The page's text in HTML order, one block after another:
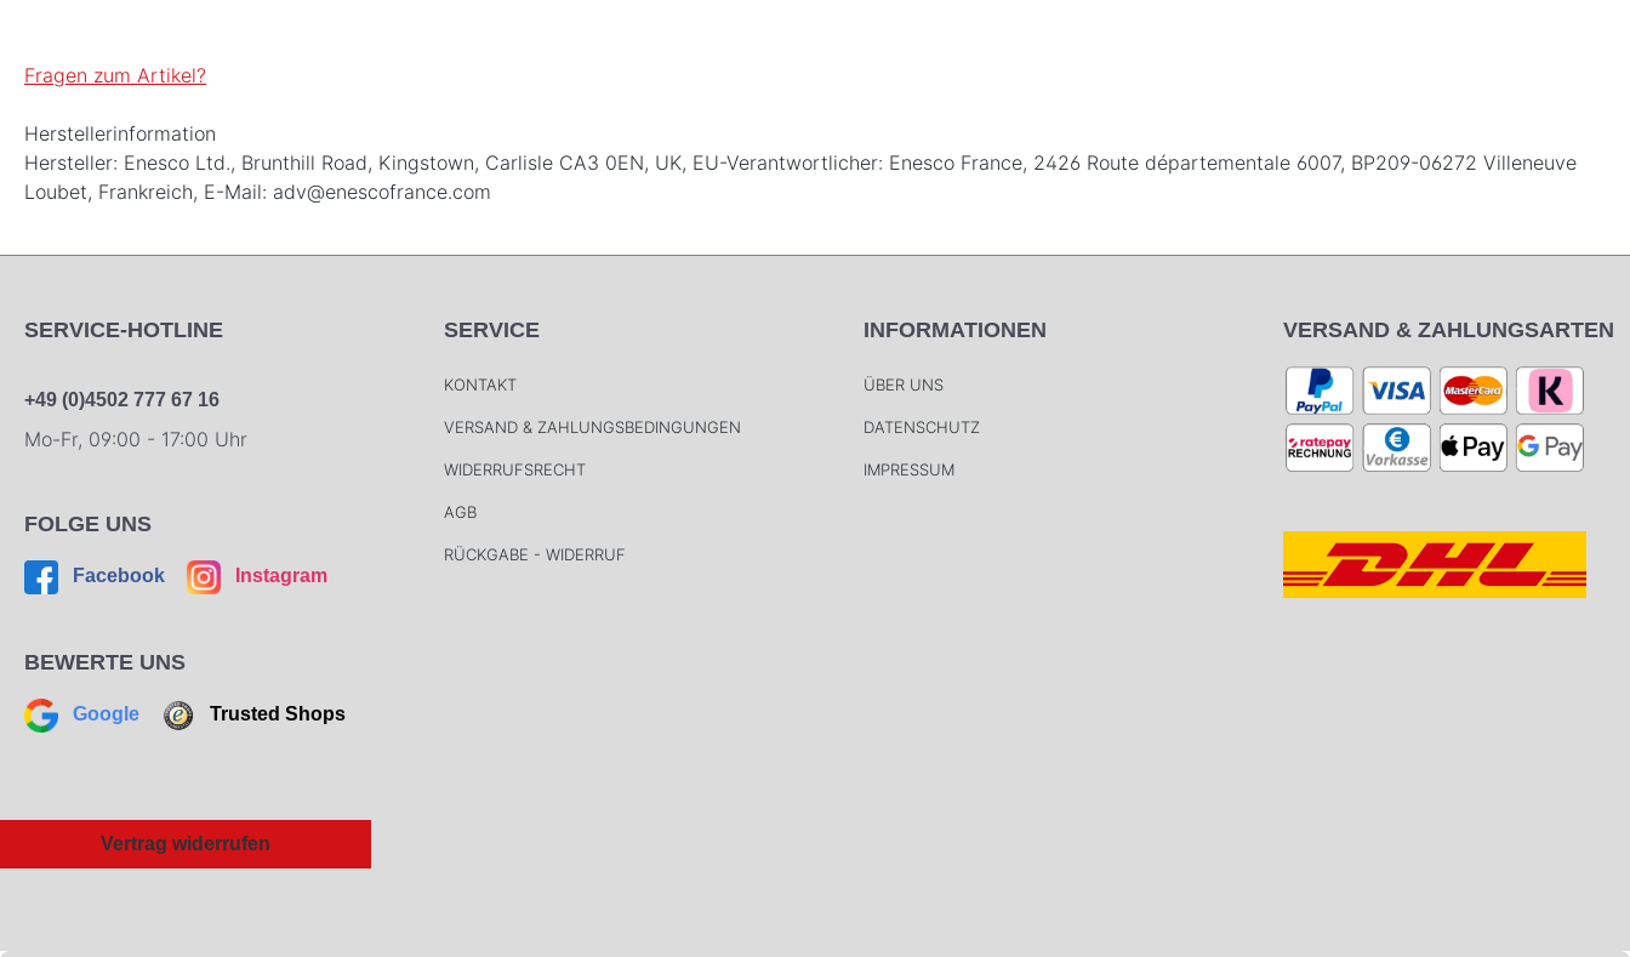
Fragen zum Artikel?
Herstellerinformation
Hersteller: Enesco Ltd., Brunthill Road, Kingstown, Carlisle CA3 0EN, UK, EU-Verantwortlicher: Enesco France, 2426 Route départementale 6007, BP209-06272 Villeneuve
Loubet, Frankreich, E-Mail: adv@enescofrance.com
SERVICE-HOTLINE
+49 (0)4502 777 67 16
Mo-Fr, 09:00 - 17:00 Uhr
FOLGE UNS
Facebook Instagram
BEWERTE UNS
Google Trusted Shops
Vertrag widerrufen
SERVICE
KONTAKT
VERSAND & ZAHLUNGSBEDINGUNGEN
WIDERRUFSRECHT
AGB
RÜCKGABE - WIDERRUF
INFORMATIONEN
ÜBER UNS
DATENSCHUTZ
IMPRESSUM
VERSAND & ZAHLUNGSARTEN